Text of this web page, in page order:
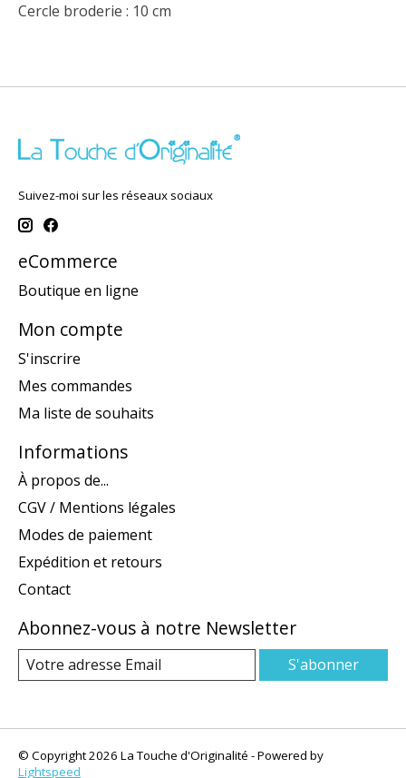
Cercle broderie : 10 cm
Suivez-moi sur les réseaux sociaux
eCommerce
Boutique en ligne
Mon compte
S'inscrire
Mes commandes
Ma liste de souhaits
Informations
À propos de...
CGV / Mentions légales
Modes de paiement
Expédition et retours
Contact
Abonnez-vous à notre Newsletter
S'abonner
© Copyright 2026 La Touche d'Originalité - Powered by
Lightspeed